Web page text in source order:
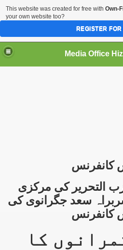
کانفرنس
التحریر کی مرکزی
سعد جگرانوی کی
کانفرنس
کا
This website was created for free with Own-
your own website too?
REGISTER